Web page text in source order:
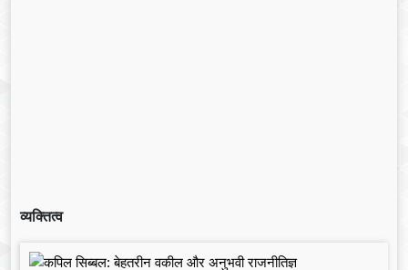
व्यक्तित्व